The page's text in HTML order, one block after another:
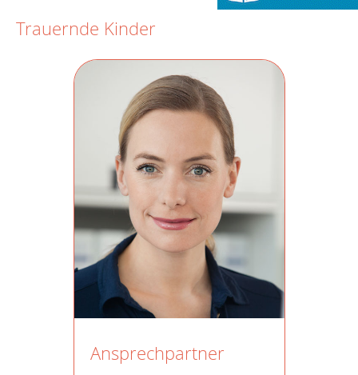
Trauernde Kinder
Ansprechpartner